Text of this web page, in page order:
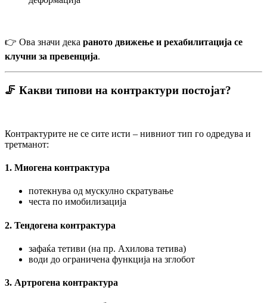
👉 Ова значи дека раното движење и рехабилитација се
клучни за превенција.
🦵 Какви типови на контрактури постојат?
Контрактурите не се сите исти – нивниот тип го одредува и
третманот:
1. Миогена контрактура
потекнува од мускулно скратување
честа по имобилизација
2. Тендогена контрактура
зафаќа тетиви (на пр. Ахилова тетива)
води до ограничена функција на зглобот
3. Артрогена контрактура